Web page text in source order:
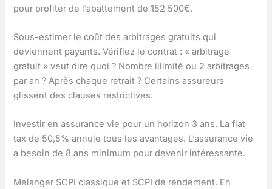
pour profiter de l’abattement de 152 500€.
Sous-estimer le coût des arbitrages gratuits qui
deviennent payants. Vérifiez le contrat : « arbitrage
gratuit » veut dire quoi ? Nombre illimité ou 2 arbitrages
par an ? Après chaque retrait ? Certains assureurs
glissent des clauses restrictives.
Investir en assurance vie pour un horizon 3 ans. La flat
tax de 50,5% annule tous les avantages. L’assurance vie
a besoin de 8 ans minimum pour devenir intéressante.
Mélanger SCPI classique et SCPI de rendement. En